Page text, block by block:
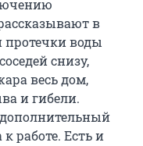
в
протечки воды
снизу,
весь дом,
и гибели.
работе. Есть и